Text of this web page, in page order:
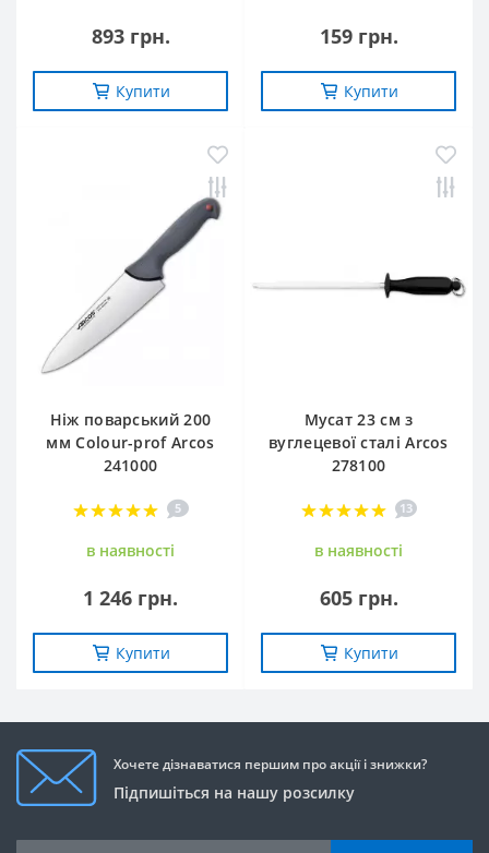
893 грн.
Купити
159 грн.
Купити
Ніж поварський 200
мм Сolour-prof Arcos
241000
5
в наявностi
1 246 грн.
Купити
Мусат 23 см з
вуглецевої сталі Arcos
278100
13
в наявностi
605 грн.
Купити
Хочете дізнаватися першим про акції і знижки?
Підпишіться на нашу розсилку